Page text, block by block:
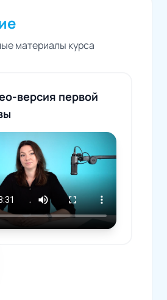
материалы курса
версия первой